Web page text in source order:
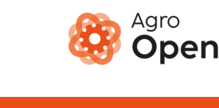
Aller au contenu principal